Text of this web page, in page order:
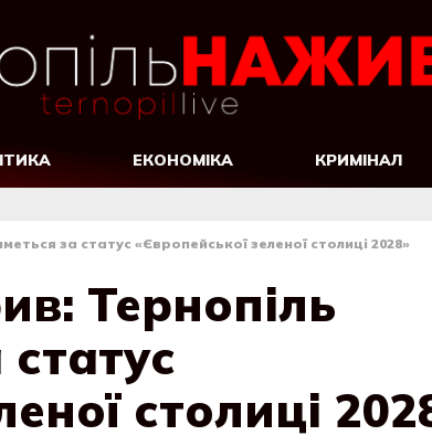
ЕКОНОМІКА КРИМІНАЛ
за статус «Європейської зеленої столиці 2028»
Тернопіль
столиці